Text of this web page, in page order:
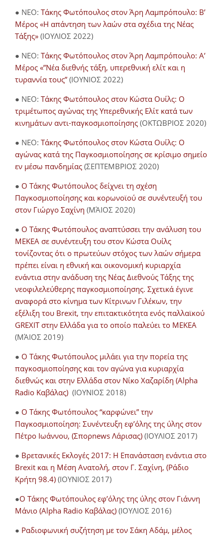
● NEO: Τάκης Φωτόπουλος στον Άρη Λαμπρόπουλο: Β’
Μέρος «Η απάντηση των λαών στα σχέδια της Νέας
Τάξης» (ΙΟΥΛΙΟΣ 2022)
● NEO: Τάκης Φωτόπουλος στον Άρη Λαμπρόπουλο: Α’
Μέρος «”Νέα διεθνής τάξη, υπερεθνική ελίτ και η
τυραννία τους” (ΙΟΥΝΙΟΣ 2022)
● NEO: Τάκης Φωτόπουλος στον Κώστα Ουίλς: Ο
τριμέτωπος αγώνας της Υπερεθνικής Ελίτ κατά των
κινημάτων αντι-παγκοσμιοποίησης (ΟΚΤΩΒΡΙΟΣ 2020)
● NEO: Τάκης Φωτόπουλος στον Κώστα Ουίλς: Ο
αγώνας κατά της Παγκοσμιοποίησης σε κρίσιμο σημείο
εν μέσω πανδημίας (ΣΕΠΤΕΜΒΡΙΟΣ 2020)
● Ο Τάκης Φωτόπουλος δείχνει τη σχέση
Παγκοσμιοποίησης και κορωνοϊού σε συνέντευξή του
στον Γιώργο Σαχίνη (ΜΆΙΟΣ 2020)
● O Τάκης Φωτόπουλος αναπτύσσει την ανάλυση του
ΜΕΚΕΑ σε συνέντευξη του στον Κώστα Ουίλς
τονίζοντας ότι ο πρωτεύων στόχος των λαών σήμερα
πρέπει είναι η εθνική και οικονομική κυριαρχία
ενάντια στην ανάδυση της Νέας Διεθνούς Τάξης της
νεοφιλελεύθερης παγκοσμιοποίησης. Σχετικά έγινε
αναφορά στο κίνημα των Κίτρινων Γιλέκων, την
εξέλιξη του Brexit, την επιτακτικότητα ενός παλλαϊκού
GREXIT στην Ελλάδα για το οποίο παλεύει το ΜΕΚΕΑ
(ΜΆΙΟΣ 2019)
● Ο Τάκης Φωτόπουλος μιλάει για την πορεία της
παγκοσμιοποίησης και τον αγώνα για κυριαρχία
διεθνώς και στην Ελλάδα στον Νίκο Χαζαρίδη (Alpha
Radio Καβάλας) (ΙΟΥΝΙΟΣ 2018)
● Ο Τάκης Φωτόπουλος “καρφώνει” την
Παγκοσμιοποίηση: Συνέντευξη εφ’όλης της ύλης στον
Πέτρο Ιωάννου, (Σπορnews Λάρισας) (ΙΟΥΛΙΟΣ 2017)
● Βρετανικές Εκλογές 2017: Η Επανάσταση ενάντια στο
Brexit και η Μέση Ανατολή, στον Γ. Σαχίνη, (Ράδιο
Κρήτη 98.4) (ΙΟΥΝΙΟΣ 2017)
●O Τάκης Φωτόπουλος εφ’όλης της ύλης στον Γιάννη
Μάνιο (Alpha Radio Καβάλας) (ΙΟΥΛΙΟΣ 2016)
● Ραδιοφωνική συζήτηση με τον Σάκη Αδάμ, μέλος